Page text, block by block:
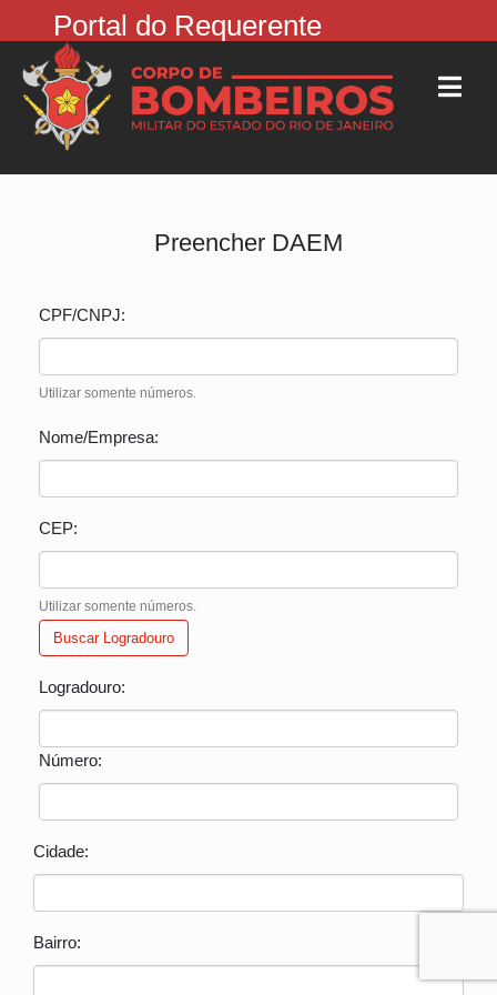
Portal do Requerente
Preencher DAEM
CPF/CNPJ:
Utilizar somente números.
Nome/Empresa:
CEP:
Utilizar somente números.
Buscar Logradouro
Logradouro:
Número:
Cidade:
Bairro: